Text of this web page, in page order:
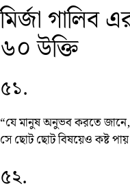
মির্জা গালিব
৬০ উক্তি
৫১.
“যে মানুষ অনুভব করতে জানে,
সে ছোট ছোট বিষয়েও কষ্ট
৫২.